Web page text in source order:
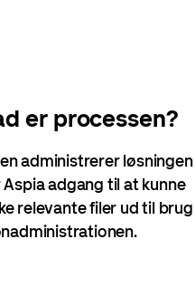
er processen?
administrerer
adgang til at kunne
relevante filer ud til brug